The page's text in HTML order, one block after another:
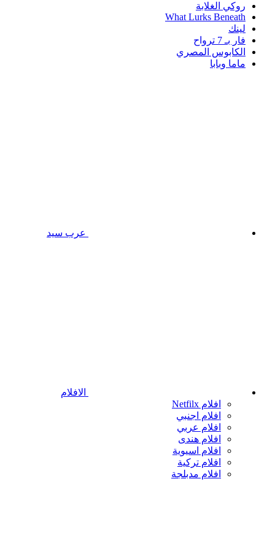
روكي الغلابة
What Lurks Beneath
لينك
فار بـ 7 ترواح
الكابوس المصري
ماما وبابا
عرب سيد
الافلام
افلام Netfilx
افلام اجنبي
افلام عربي
افلام هندى
افلام اسيوية
افلام تركية
افلام مدبلجة